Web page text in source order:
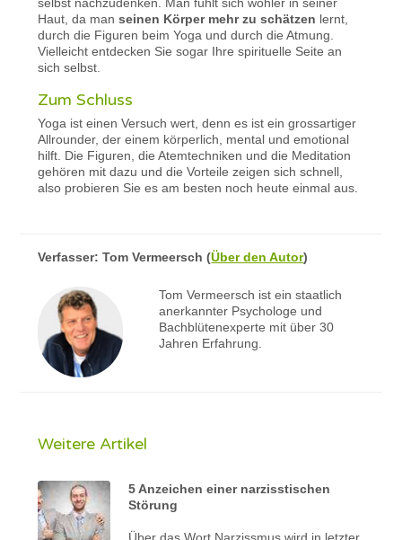
Haut, da manseinen Körper mehr zu schätzen lernt,
durch die Figuren beim Yoga und durch die Atmung.
Vielleicht entdecken Sie sogar Ihre spirituelle Seite an
sich selbst.
Zum Schluss
Yoga ist einen Versuch wert, denn es ist ein grossartiger
Allrounder, der einem körperlich, mental und emotional
hilft. Die Figuren, die Atemtechniken und die Meditation
gehören mit dazu und die Vorteile zeigen sich schnell,
also probieren Sie es am besten noch heute einmal aus.
Verfasser:Tom Vermeersch (Über den Autor)
Tom Vermeersch ist ein staatlich
anerkannter Psychologe und
Bachblütenexperte mit über 30
Jahren Erfahrung.
Weitere Artikel
5 Anzeichen einer narzisstischen
Störung
Über das Wort Narzissmus wird in letzter